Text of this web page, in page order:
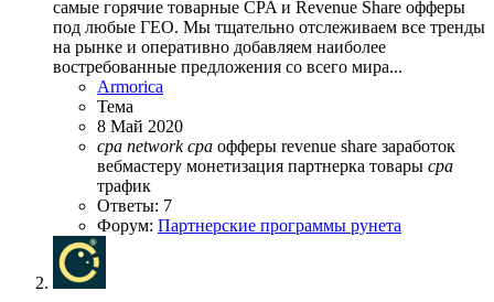
самые горячие товарные CPA и Revenue Share офферы
под любые ГЕО. Мы тщательно отслеживаем все тренды
на рынке и оперативно добавляем наиболее
востребованные предложения со всего мира...
Armorica
Тема
8 Май 2020
cpa network cpa офферы revenue share заработок
вебмастеру монетизация партнерка товары cpa
трафик
Ответы: 7
Форум: Партнерские программы рунета